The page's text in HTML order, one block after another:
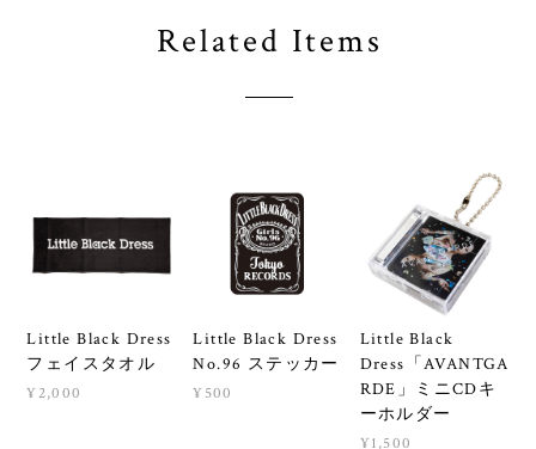
Related Items
Little Black Dress
フェイスタオル
¥2,000
Little Black Dress
No.96 ステッカー
¥500
Little Black
Dress「AVANTGA
RDE」ミニCDキ
ーホルダー
¥1,500